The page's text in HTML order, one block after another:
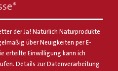
*
der Ja! Natürlich Naturprodukte
über Neuigkeiten per E-
erteilte Einwilligung kann ich
Details zur Datenverarbeitung